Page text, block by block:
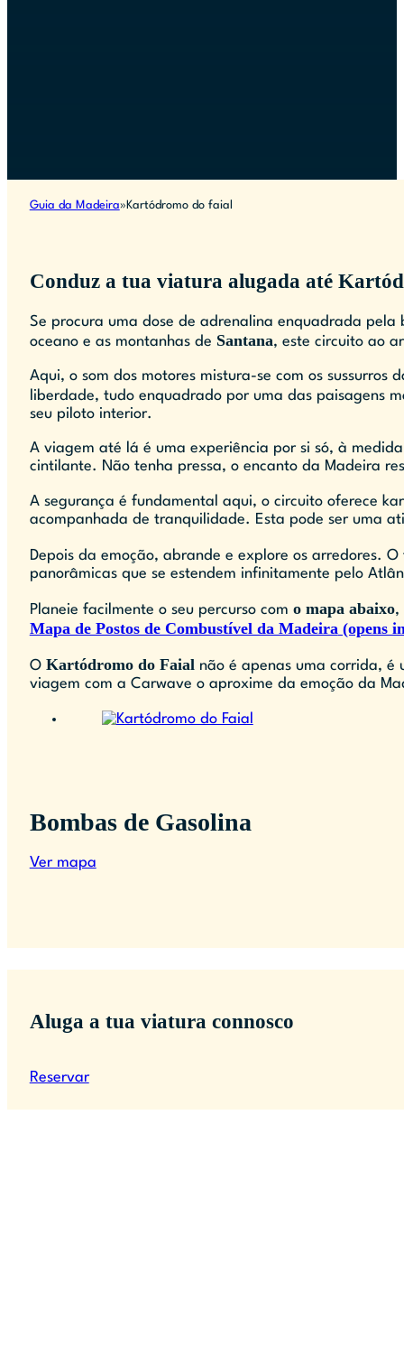
Guia da Madeira Kartódromo do faial
Conduz a tua viatura alugada até
Se procura uma dose de adrenalina enquadrada
oceano e as montanhas de Santana, este circuito ao
Aqui, o som dos motores mistura-se com os
liberdade, tudo enquadrado por uma das paisagens
seu piloto interior.
A viagem até lá é uma experiência por si só, à
cintilante. Não tenha pressa, o encanto da Madeira
A segurança é fundamental aqui, o circuito oferece
acompanhada de tranquilidade. Esta pode ser uma
Depois da emoção, abrande e explore os arredores.
panorâmicas que se estendem infinitamente pelo
Planeie facilmente o seu percurso com o mapa abaixo,
Mapa de Postos de Combustível da Madeira(opens
O Kartódromo do Faialnão é apenas uma corrida, é
viagem com a Carwave o aproxime da emoção da
Bombas de Gasolina
Ver mapa
Aluga a tua viatura connosco
Reservar